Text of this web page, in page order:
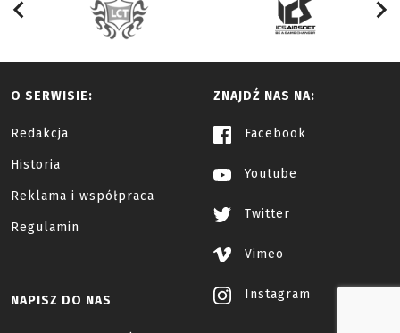
O SERWISIE:
Redakcja
Historia
Reklama i współpraca
Regulamin
ZNAJDŹ NAS NA:
Facebook
Youtube
Twitter
Vimeo
Instagram
NAPISZ DO NAS